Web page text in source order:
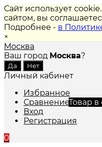
Сайт использует
сайтом, вы
Подробнее - в
×
Москва
Ваш город Москва?
Личный кабинет
Избранное
СравнениеТовар
Вход
Регистрация
0